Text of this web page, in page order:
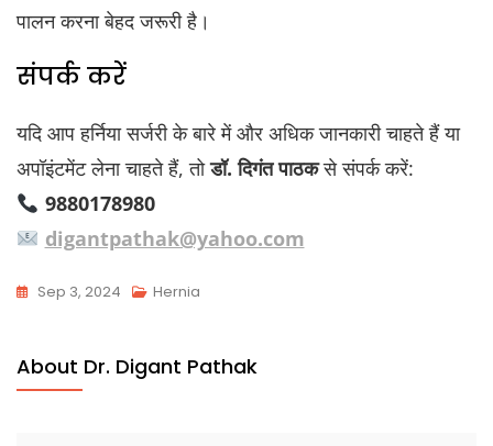
पालन करना बेहद जरूरी है।
संपर्क करें
यदि आप हर्निया सर्जरी के बारे में और अधिक जानकारी चाहते हैं या
अपॉइंटमेंट लेना चाहते हैं, तोडॉ. दिगंत पाठकसे संपर्क करें:
9880178980
digantpathak@yahoo.com
Sep 3, 2024 Hernia
About Dr. Digant Pathak